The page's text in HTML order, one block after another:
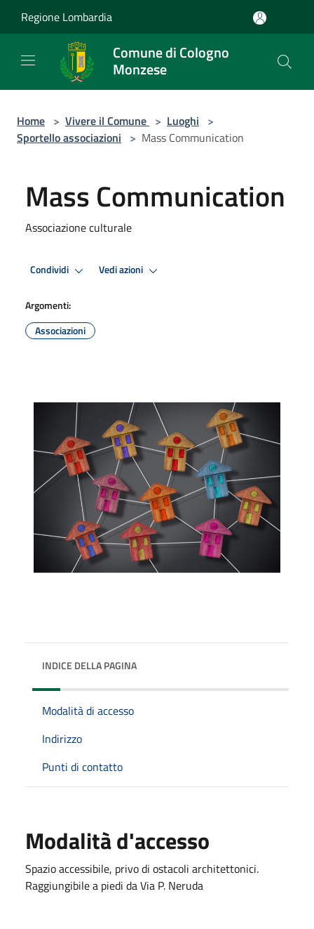
Regione Lombardia
Comune di Cologno
Monzese
Home > Vivere il Comune > Luoghi >
Sportello associazioni > Mass Communication
Mass Communication
Associazione culturale
Condividi Vedi azioni
Argomenti:
Associazioni
INDICE DELLA PAGINA
Modalità di accesso
Indirizzo
Punti di contatto
Modalità d'accesso
Spazio accessibile, privo di ostacoli architettonici.
Raggiungibile a piedi da Via P. Neruda